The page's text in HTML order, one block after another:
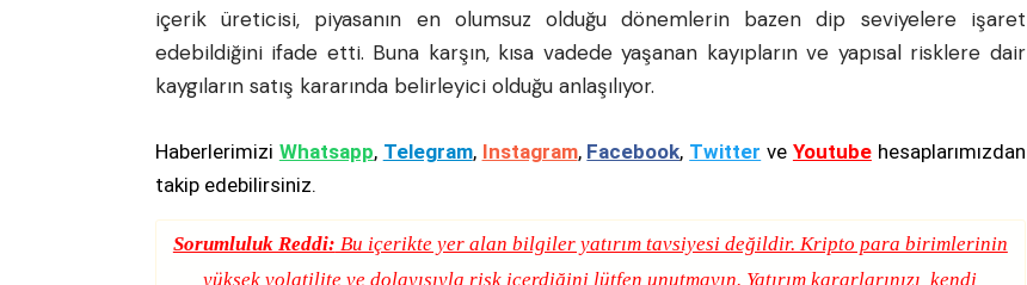
içerik üreticisi, piyasanın en olumsuz olduğu dönemlerin bazen dip seviyelere işaret
edebildiğini ifade etti. Buna karşın, kısa vadede yaşanan kayıpların ve yapısal risklere dair
kaygıların satış kararında belirleyici olduğu anlaşılıyor.
Haberlerimizi Whatsapp, Telegram, Instagram, Facebook, Twitter ve Youtubehesaplarımızdan
takip edebilirsiniz.
Sorumluluk Reddi: Bu içerikte yer alan bilgiler yatırım tavsiyesi değildir. Kripto para birimlerinin
yüksek volatilite ve dolayısıyla risk içerdiğini lütfen unutmayın. Yatırım kararlarınızı, kendi